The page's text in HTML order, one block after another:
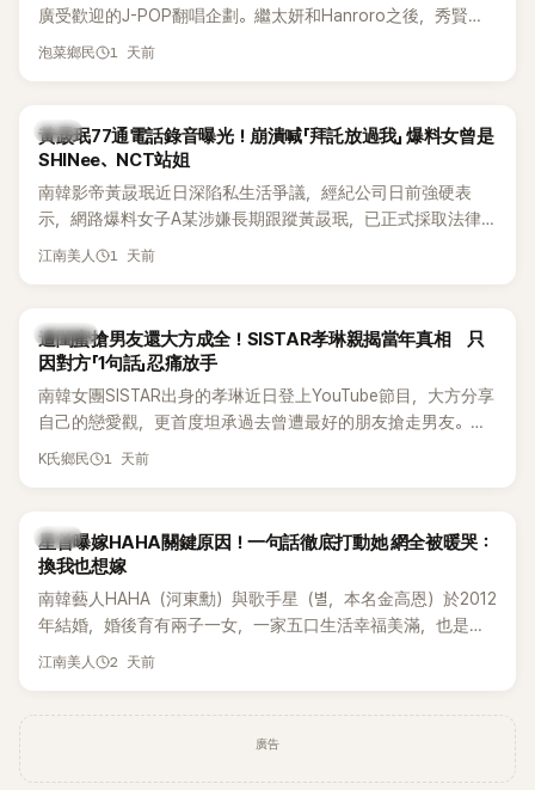
廣受歡迎的J-POP翻唱企劃。繼太妍和Hanroro之後，秀賢已
獲選為第三首翻唱歌曲的主唱，並於近期完成錄音。
泡菜鄉民 1 天前
韓星
黃晸珉77通電話錄音曝光！崩潰喊「拜託放過我」 爆料女曾是
SHINee、NCT站姐
南韓影帝黃晸珉近日深陷私生活爭議，經紀公司日前強硬表
示，網路爆料女子A某涉嫌長期跟蹤黃晸珉，已正式採取法律
行動。不過，A並未停止發聲，持續透過社群平台公開爆料，反
的錄音內容，而A也首度承認自己過去曾是SHINee、NCT等偶
像團體的「站姐」，事件持續延燒。
江南美人 1 天前
K-POP
遭閨蜜搶男友還大方成全！SISTAR孝琳親揭當年真相 只
因對方「1句話」忍痛放手
南韓女團SISTAR出身的孝琳近日登上YouTube節目，大方分享
自己的戀愛觀，更首度坦承過去曾遭最好的朋友搶走男友。她
表示，當時選擇瀟灑放手，但如果同樣的事情現在再發生，「我
K氏鄉民 1 天前
韓星
星首曝嫁HAHA關鍵原因！一句話徹底打動她 網全被暖哭：
換我也想嫁
南韓藝人HAHA（河東勳）與歌手星（별，本名金高恩）於2012
年結婚，婚後育有兩子一女，一家五口生活幸福美滿，也是韓
國演藝圈公認的模範夫妻。近日，星首度公開當年決定嫁給
江南美人 2 天前
廣告